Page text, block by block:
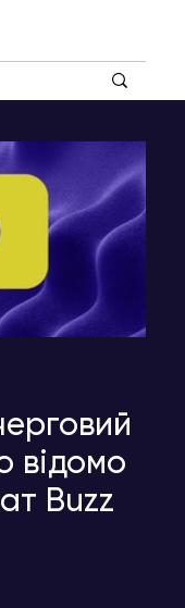
відомо
Buzz